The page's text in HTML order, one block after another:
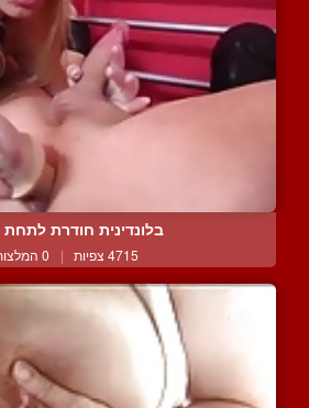
בלונדינית חודרת
4715 צפיות | 0 המלצות